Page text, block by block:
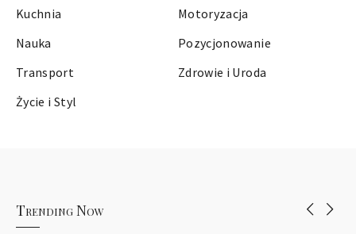
Kuchnia
Motoryzacja
Nauka
Pozycjonowanie
Transport
Zdrowie i Uroda
Życie i Styl
Trending Now